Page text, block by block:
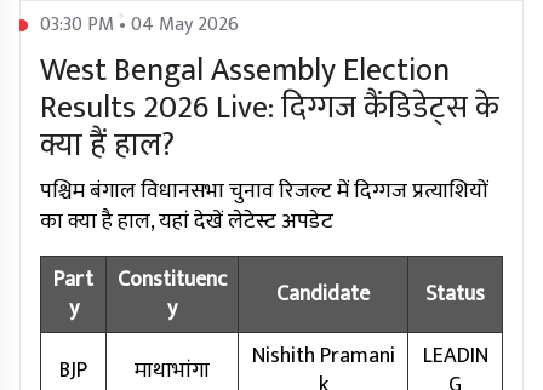
03:30 PM • 04 May 2026
West Bengal Assembly Election
Results 2026 Live: दिग्गज कैंडिडेट्स के
क्या हैं हाल?
पश्चिम बंगाल विधानसभा चुनाव रिजल्ट में दिग्गज प्रत्याशियों
का क्या है हाल, यहां देखें लेटेस्ट अपडेट
Part
y
Constituenc
y
Candidate Status
BJP माथाभांगा
Nishith Pramani
LEADIN